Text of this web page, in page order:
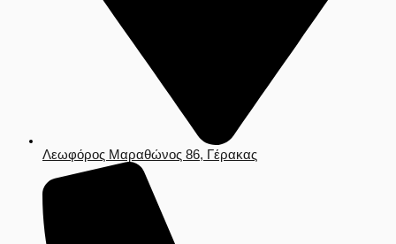
Λεωφόρος Μαραθώνος 86, Γέρακας